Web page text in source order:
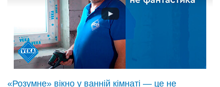
«Розумне» вікно у ванній кімнаті — це не